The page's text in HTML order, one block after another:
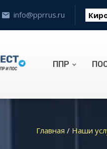
info@pprrus.ru
ППР
Главная / Наши